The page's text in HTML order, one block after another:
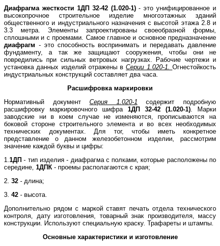
Диафрагма жесткости 1ДП 32-42 (1.020-1)- это унифицированное и
высокопрочное строительное изделие многоэтажных зданий
общественного и индустриального назначения с высотой этажа 2.8 и
3.3 метра. Элементы запроектированы своеобразной формы,
сплошными и с проемами. Самое главное и основное предназначение
диафрагм - это способность воспринимать и передавать давление
фундаменту, а так же защищают сооружения, чтобы они не
повредились при сильных ветровых нагрузках. Рабочие чертежи и
установка данных изделий отражены вСерии 1.020-1.Огнестойкость
индустриальных конструкций составляет два часа.
Расшифровка маркировки
Нормативный документСерия 1.020-1 содержит подробную
расшифровку маркировочного шифра 1ДП 32-42 (1.020-1) . Марки
заводские ни в коем случае не изменяются, прописываются на
боковой стороне строительного элемента и во всех необходимых
технических документах. Для тог, чтобы иметь конкретное
представление о данном железобетонном изделии, рассмотрим
значение каждой буквы и цифры:
1. 1ДП- тип изделия - диафрагма с полками, которые расположены по
середине, 1ДПК - проемы располагаются с края;
2. 32 - длина;
3. 42 - высота.
Дополнительно рядом с маркой ставят печать отдела технического
контроля, дату изготовления, товарный знак производителя, массу
конструкции. Используют специальную краску. Трафареты и штампы.
Основные характеристики и изготовление